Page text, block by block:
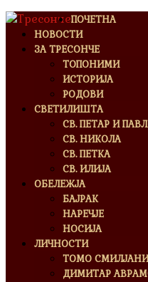
ПОЧЕТНА
НОВОСТИ
ЗА ТРЕСОНЧЕ
ТОПОНИМИ
ИСТОРИЈА
РОДОВИ
СВЕТИЛИШТА
СВ. ПЕТАР И
СВ. НИКОЛА
СВ. ПЕТКА
СВ. ИЛИЈА
ОБЕЛЕЖЈА
БАЈРАК
НАРЕЧЈЕ
НОСИЈА
ЛИЧНОСТИ
ТОМО
ДИМИТАР